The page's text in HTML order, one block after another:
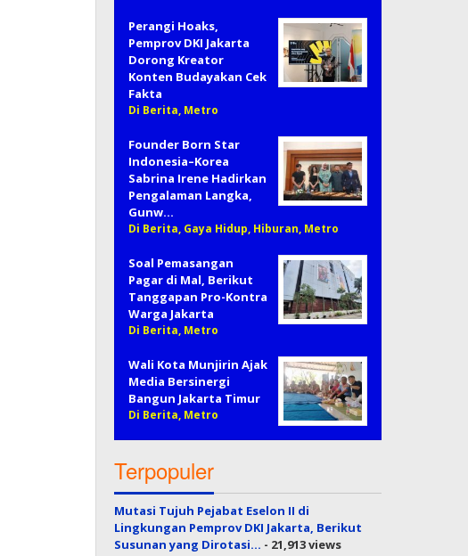
Perangi Hoaks,
Pemprov DKI Jakarta
Dorong Kreator
Konten Budayakan Cek
Fakta
Di Berita, Metro
Founder Born Star
Indonesia–Korea
Sabrina Irene Hadirkan
Pengalaman Langka,
Gunw…
Di Berita, Gaya Hidup, Hiburan, Metro
Soal Pemasangan
Pagar di Mal, Berikut
Tanggapan Pro-Kontra
Warga Jakarta
Di Berita, Metro
Wali Kota Munjirin Ajak
Media Bersinergi
Bangun Jakarta Timur
Di Berita, Metro
Terpopuler
Mutasi Tujuh Pejabat Eselon II di
Lingkungan Pemprov DKI Jakarta, Berikut
Susunan yang Dirotasi… - 21,913 views